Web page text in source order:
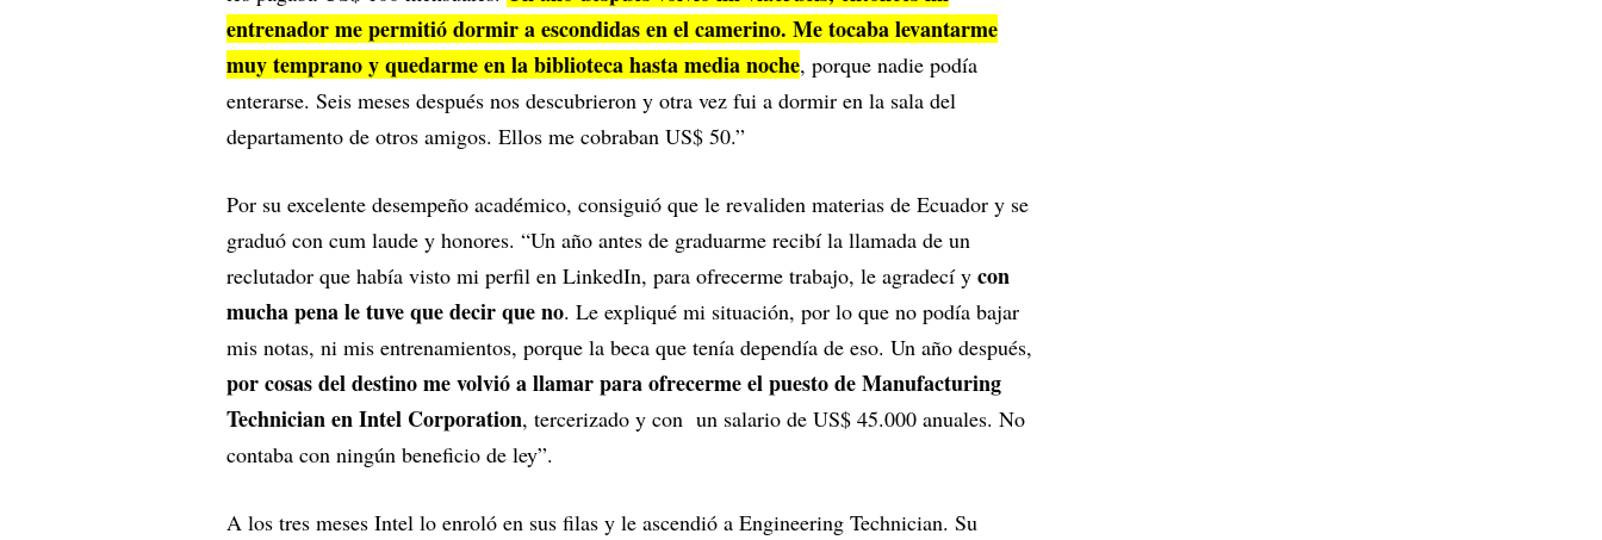
entrenador me permitió dormir a escondidas en el camerino. Me tocaba levantarme
muy temprano y quedarme en la biblioteca hasta media noche, porque nadie podía
enterarse. Seis meses después nos descubrieron y otra vez fui a dormir en la sala del
departamento de otros amigos. Ellos me cobraban US$ 50.”
Por su excelente desempeño académico, consiguió que le revaliden materias de Ecuador y se
graduó con cum laude y honores. “Un año antes de graduarme recibí la llamada de un
reclutador que había visto mi perfil en LinkedIn, para ofrecerme trabajo, le agradecí y con
mucha pena le tuve que decir que no. Le expliqué mi situación, por lo que no podía bajar
mis notas, ni mis entrenamientos, porque la beca que tenía dependía de eso. Un año después,
por cosas del destino me volvió a llamar para ofrecerme el puesto de Manufacturing
Technician en Intel Corporation, tercerizado y con un salario de US$ 45.000 anuales. No
contaba con ningún beneficio de ley”.
A los tres meses Intel lo enroló en sus filas y le ascendió a Engineering Technician. Su